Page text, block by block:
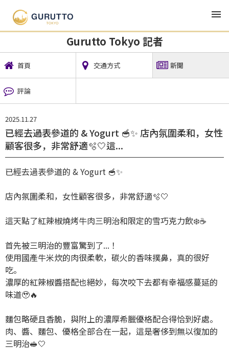
TOP
Gurutto Tokyo 記者
首頁 交通方式 新聞
評論
2025.11.27
已經去過表參道的 & Yogurt 🥣✨ 店內氛圍柔和，女性
顧客很多，非常舒適🫧🤍這...
已經去過表參道的 & Yogurt 🥣✨
店內氛圍柔和，女性顧客很多，非常舒適🫧🤍
這天點了紅辣椒燒烤牛肉三明治和限定的雪巧克力飲❄️☕️
首先被三明治的豐富驚到了...！
使用國產牛米炊的肉很柔軟，碳火的香味撲鼻，真的很好
吃。
濃厚的紅辣椒醬搭配也絕妙，每次咬下去都有幸福感蔓延的
味道🥹🔥
麵包略硬且香脆，與附上的濃厚希臘優格配合得恰到好處。
肉、醬、麵包、優格全部合在一起，這是奢侈到無以復加的
三明治🥪🤍